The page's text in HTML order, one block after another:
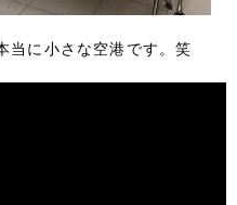
当に小さな空港です。笑